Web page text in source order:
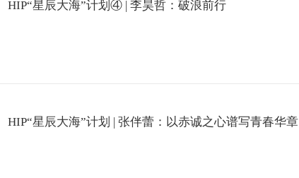
HIP“星辰大海”计划④ | 李昊哲：破浪前行
HIP“星辰大海”计划 | 张伴蕾：以赤诚之心谱写青春华章